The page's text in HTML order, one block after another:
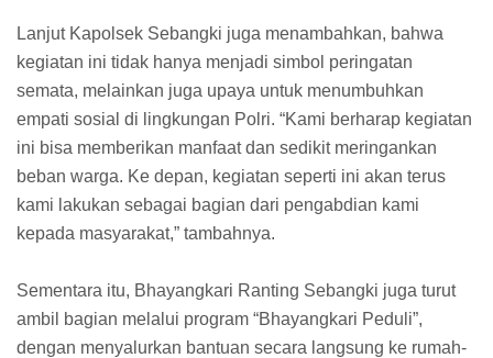
Lanjut Kapolsek Sebangki juga menambahkan, bahwa
kegiatan ini tidak hanya menjadi simbol peringatan
semata, melainkan juga upaya untuk menumbuhkan
empati sosial di lingkungan Polri. “Kami berharap kegiatan
ini bisa memberikan manfaat dan sedikit meringankan
beban warga. Ke depan, kegiatan seperti ini akan terus
kami lakukan sebagai bagian dari pengabdian kami
kepada masyarakat,” tambahnya.
Sementara itu, Bhayangkari Ranting Sebangki juga turut
ambil bagian melalui program “Bhayangkari Peduli”,
dengan menyalurkan bantuan secara langsung ke rumah-